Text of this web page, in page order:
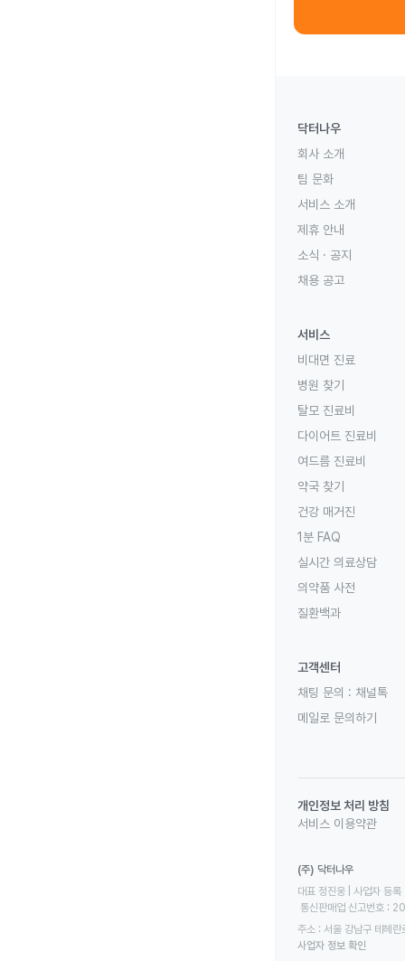
닥터나우
회사 소개
팀 문화
서비스 소개
제휴 안내
소식 · 공지
채용 공고
서비스
비대면 진료
병원 찾기
탈모 진료비
다이어트 진료비
여드름 진료비
약국 찾기
건강 매거진
1분 FAQ
실시간 의료상담
의약품 사전
질환백과
고객센터
채팅 문의 : 채널톡
메일로 문의하기
개인정보 처리 방침
서비스 이용약관
(주) 닥터나우
대표 정진웅 | 사업자
통신판매업 신고번호
주소 : 서울 강남구 테헤
사업자 정보 확인